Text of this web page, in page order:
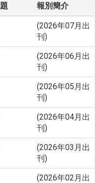
報別簡介
(2026年07月出
刊)
(2026年06月出
刊)
(2026年05月出
刊)
(2026年04月出
刊)
(2026年03月出
刊)
(2026年02月出